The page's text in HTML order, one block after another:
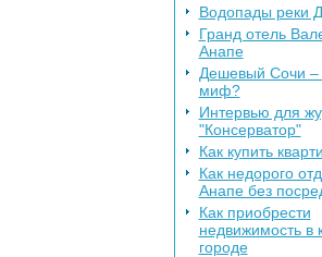
Водопады реки
Гранд отель
Анапе
Дешевый Сочи –
миф?
Интервью для
"Консерватор"
Как купить
Как недорого
Анапе без
Как приобрести
недвижимость в
городе